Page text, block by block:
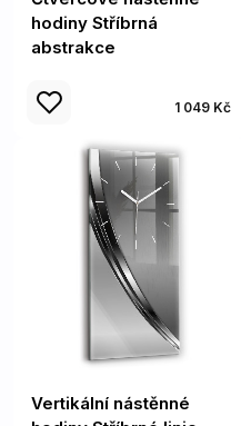
hodiny Stříbrná
abstrakce
1 049 Kč
Vertikální nástěnné